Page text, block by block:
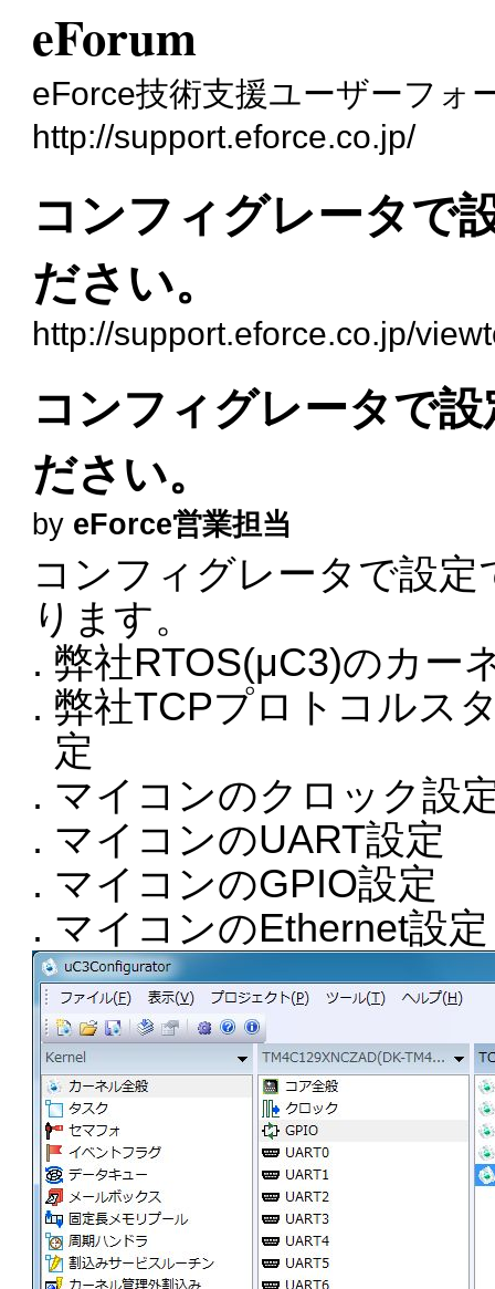
eForum
eForce技術支援ユーザーフォ
http://support.eforce.co.jp/
コンフィグレータで
ださい。
http://support.eforce.co.jp/
コンフィグレータで
ださい。
by eForce営業担当
コンフィグレータで設
ります。
弊社RTOS(μC3)のカー
弊社TCPプロトコルス
定
マイコンのクロック設
マイコンのUART設定
マイコンのGPIO設定
マイコンのEthernet設定